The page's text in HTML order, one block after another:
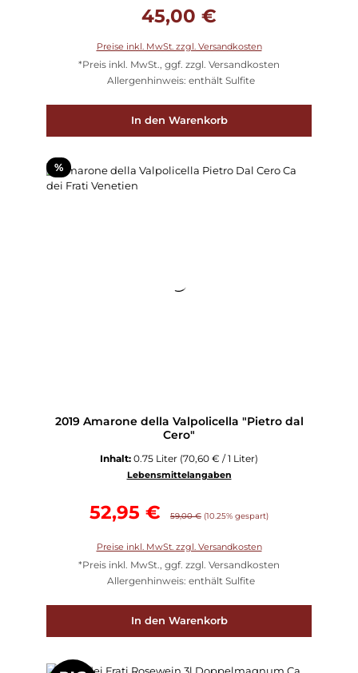
45,00 €
Preise inkl. MwSt. zzgl. Versandkosten
*Preis inkl. MwSt., ggf. zzgl. Versandkosten
Allergenhinweis: enthält Sulfite
In den Warenkorb
%Rabatt
2019 Amarone della Valpolicella "Pietro dal
Cero"
Inhalt: 0.75 Liter (70,60 € / 1 Liter)
Lebensmittelangaben
52,95 € Regulärer Preis:
59,00 € (10.25% gespart)
Preise inkl. MwSt. zzgl. Versandkosten
*Preis inkl. MwSt., ggf. zzgl. Versandkosten
Allergenhinweis: enthält Sulfite
In den Warenkorb